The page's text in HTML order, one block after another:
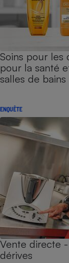
Soins pour les
pour la santé
salles de bains
ENQUÊTE
Vente directe
dérives